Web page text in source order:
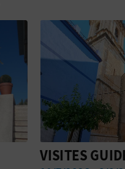
VISITES